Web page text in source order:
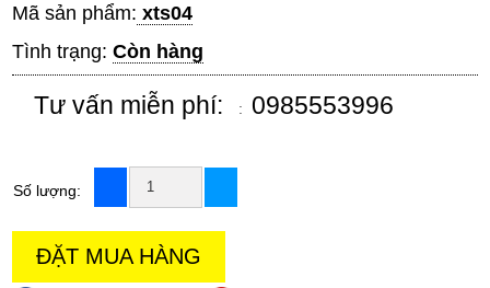
Mã sản phẩm: xts04
Tình trạng: Còn hàng
Tư vấn miễn phí: : 0985553996
Số lượng:
ĐẶT MUA HÀNG